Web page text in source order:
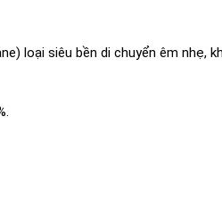
loại siêu bền di chuyển êm nhẹ,